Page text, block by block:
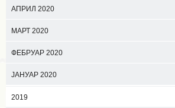
АПРИЛ 2020
МАРТ 2020
ФЕБРУАР 2020
ЈАНУАР 2020
2019